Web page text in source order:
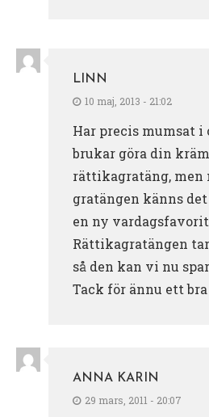
LINN
10 maj, 2013 - 21:02
Har precis mumsat i
brukar göra din
rättikagratäng, men
gratängen känns
en ny
Rättikagratängen
så den kan vi nu
Tack för ännu ett
ANNA KARIN
29 mars, 2011 - 20:07